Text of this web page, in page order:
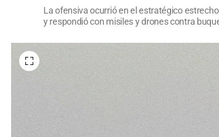
La ofensiva ocurrió en el estratégico
y respondió con misiles y drones contra